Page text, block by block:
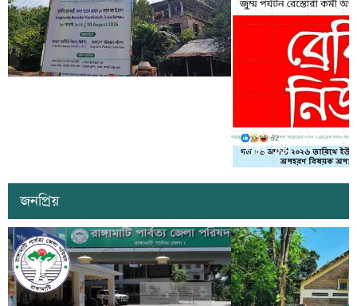
সাজেকে অপহরণের গুজব
সৃষ্টির চেষ্টা
জনপ্রিয়